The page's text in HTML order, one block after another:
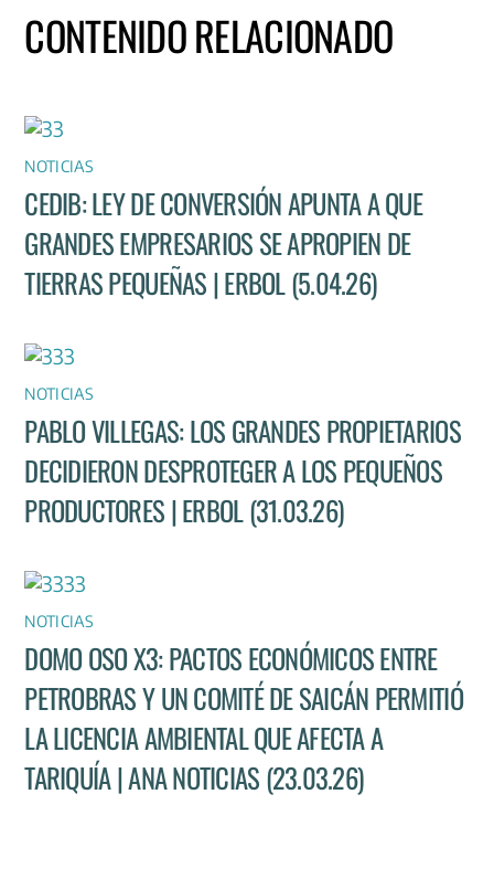
CONTENIDO RELACIONADO
NOTICIAS
CEDIB: LEY DE CONVERSIÓN APUNTA A QUE
GRANDES EMPRESARIOS SE APROPIEN DE
TIERRAS PEQUEÑAS | ERBOL (5.04.26)
NOTICIAS
PABLO VILLEGAS: LOS GRANDES PROPIETARIOS
DECIDIERON DESPROTEGER A LOS PEQUEÑOS
PRODUCTORES | ERBOL (31.03.26)
NOTICIAS
DOMO OSO X3: PACTOS ECONÓMICOS ENTRE
PETROBRAS Y UN COMITÉ DE SAICÁN PERMITIÓ
LA LICENCIA AMBIENTAL QUE AFECTA A
TARIQUÍA | ANA NOTICIAS (23.03.26)